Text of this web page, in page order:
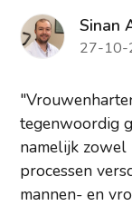
Sinan
27-10-
tegenwoordig
namelijk zowel
processen
mannen- en